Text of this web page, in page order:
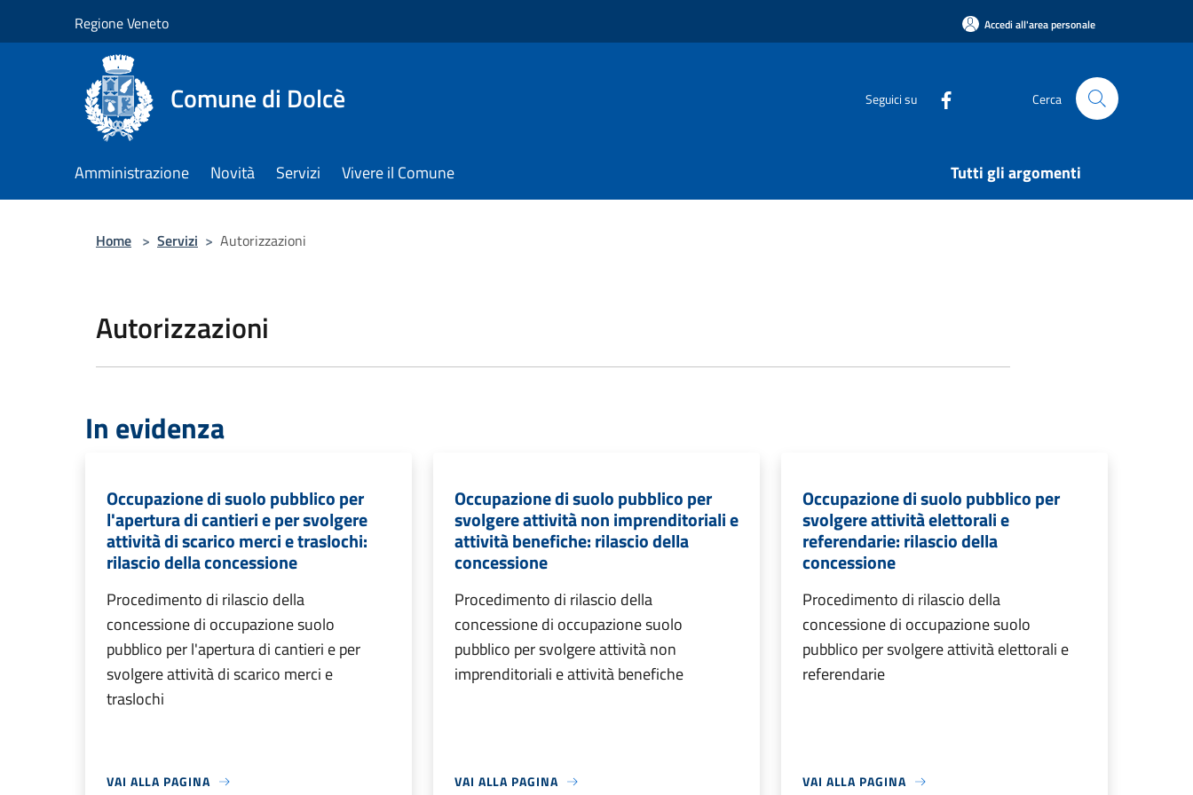
Regione Veneto Accedi all'area personale
Comune di Dolcè Seguici su Cerca
Amministrazione Novità Servizi Vivere il Comune Tutti gli argomenti
Home > Servizi > Autorizzazioni
Autorizzazioni
In evidenza
Occupazione di suolo pubblico per
l'apertura di cantieri e per svolgere
attività di scarico merci e traslochi:
rilascio della concessione
Procedimento di rilascio della
concessione di occupazione suolo
pubblico per l'apertura di cantieri e per
svolgere attività di scarico merci e
traslochi
VAI ALLA PAGINA
Occupazione di suolo pubblico per
svolgere attività non imprenditoriali e
attività benefiche: rilascio della
concessione
Procedimento di rilascio della
concessione di occupazione suolo
pubblico per svolgere attività non
imprenditoriali e attività benefiche
VAI ALLA PAGINA
Occupazione di suolo pubblico per
svolgere attività elettorali e
referendarie: rilascio della
concessione
Procedimento di rilascio della
concessione di occupazione suolo
pubblico per svolgere attività elettorali e
referendarie
VAI ALLA PAGINA